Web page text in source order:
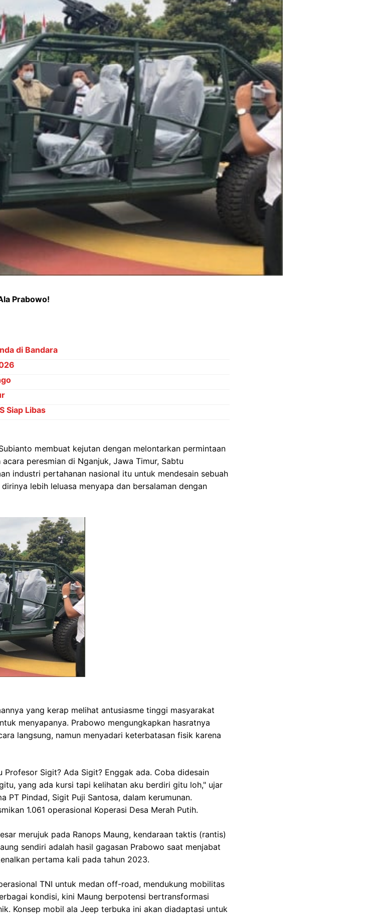
Prabowo!
di Bandara
Siap Libas
membuat kejutan dengan melontarkan permintaan
peresmian di Nganjuk, Jawa Timur, Sabtu
industri pertahanan nasional itu untuk mendesain sebuah
lebih leluasa menyapa dan bersalaman dengan
yang kerap melihat antusiasme tinggi masyarakat
menyapanya. Prabowo mengungkapkan hasratnya
langsung, namun menyadari keterbatasan fisik karena
Sigit? Ada Sigit? Enggak ada. Coba didesain
yang ada kursi tapi kelihatan aku berdiri gitu loh," ujar
PT Pindad, Sigit Puji Santosa, dalam kerumunan.
1.061 operasional Koperasi Desa Merah Putih.
merujuk pada Ranops Maung, kendaraan taktis (rantis)
sendiri adalah hasil gagasan Prabowo saat menjabat
pertama kali pada tahun 2023.
TNI untuk medan off-road, mendukung mobilitas
kondisi, kini Maung berpotensi bertransformasi
Konsep mobil ala Jeep terbuka ini akan diadaptasi untuk